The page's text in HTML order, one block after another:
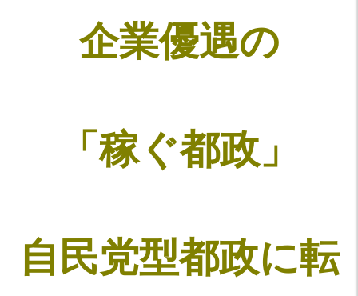
企業優遇の
「稼ぐ都政」
自民党型都政に転